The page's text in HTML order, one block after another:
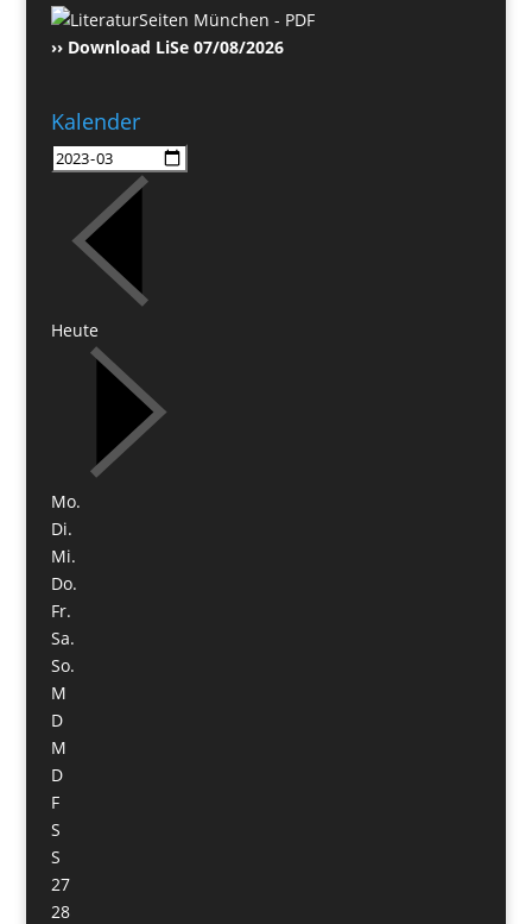
›› Download LiSe 07/08/2026
Kalender
Heute
Mo.
Di.
Mi.
Do.
Fr.
Sa.
So.
M
D
M
D
F
S
S
27
28